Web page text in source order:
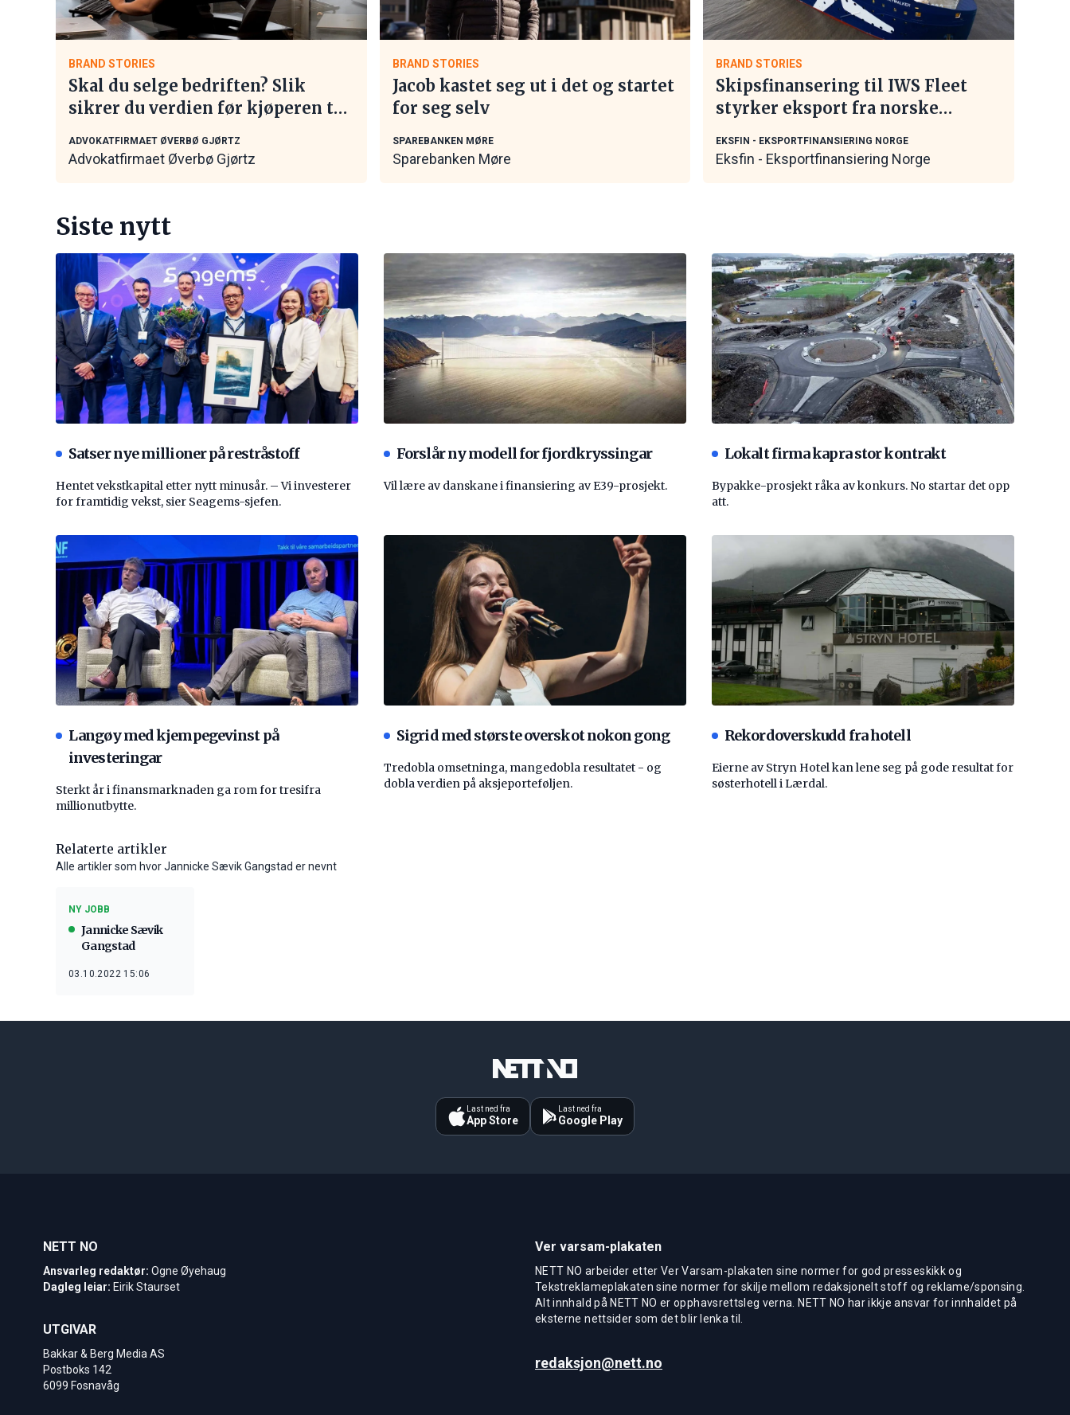
BRAND STORIES
Skal du selge bedriften? Slik
sikrer du verdien før kjøperen tar
ADVOKATFIRMAET ØVERBØ GJØRTZ
Advokatfirmaet Øverbø Gjørtz
BRAND STORIES
Jacob kastet seg ut i det og startet
for seg selv
SPAREBANKEN MØRE
Sparebanken Møre
BRAND STORIES
Skipsfinansering til IWS Fleet
styrker eksport fra norske
EKSFIN - EKSPORTFINANSIERING NORGE
Eksfin - Eksportfinansiering Norge
Siste nytt
Satser nye millioner på restråstoff
Hentet vekstkapital etter nytt minusår. – Vi investerer
for framtidig vekst, sier Seagems-sjefen.
Forslår ny modell for fjordkryssingar
Vil lære av danskane i finansiering av E39-prosjekt.
Lokalt firma kapra stor kontrakt
Bypakke-prosjekt råka av konkurs. No startar det opp
att.
Langøy med kjempegevinst på
investeringar
Sterkt år i finansmarknaden ga rom for tresifra
millionutbytte.
Sigrid med største overskot nokon gong
Tredobla omsetninga, mangedobla resultatet - og
dobla verdien på aksjeporteføljen.
Rekordoverskudd fra hotell
Eierne av Stryn Hotel kan lene seg på gode resultat for
søsterhotell i Lærdal.
Relaterte artikler
Alle artikler som hvor Jannicke Sævik Gangstad er nevnt
NY JOBB
Jannicke Sævik
Gangstad
03.10.2022 15:06
Last ned fra
App Store
Last ned fra
Google Play
NETT NO
Ansvarleg redaktør: Ogne Øyehaug
Dagleg leiar: Eirik Staurset
UTGIVAR
Bakkar & Berg Media AS
Postboks 142
6099 Fosnavåg
Ver varsam-plakaten
NETT NO arbeider etter Ver Varsam-plakaten sine normer for god presseskikk og
Tekstreklameplakaten sine normer for skilje mellom redaksjonelt stoff og reklame/sponsing.
Alt innhald på NETT NO er opphavsrettsleg verna. NETT NO har ikkje ansvar for innhaldet på
eksterne nettsider som det blir lenka til.
redaksjon@nett.no